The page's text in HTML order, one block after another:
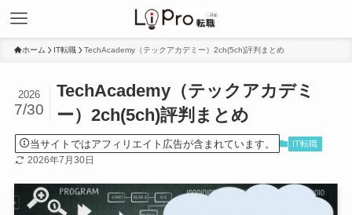
ホーム IT転職 TechAcademy（テックアカデミー）2ch(5ch)評判まとめ
TechAcademy（テックアカデミ
ー）2ch(5ch)評判まとめ
2026
7/30
当サイトではアフィリエイト広告が含まれています。 IT転職
2026年7月30日